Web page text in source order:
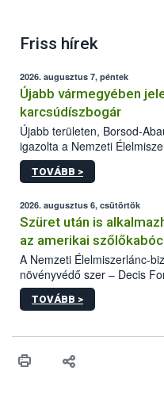
Friss hírek
2026. augusztus 7, péntek
Újabb vármegyében
karcsúdíszbogár
Újabb területen, Borsod-
igazolta a Nemzeti
kőrisrontó karcsúdíszbogár
kártevőt nem csak
az intenzív felderítést,
hatósággal is
TOVÁBB >
2026. augusztus 6, csütörtök
Szüret után is
az amerikai
A Nemzeti Élelmiszerlánc-
növényvédő szer – Decis
engedélyokiratát
egészen a vesszőérettség
érésű szőlőkben is legyen
felhasználók számára is
TOVÁBB >